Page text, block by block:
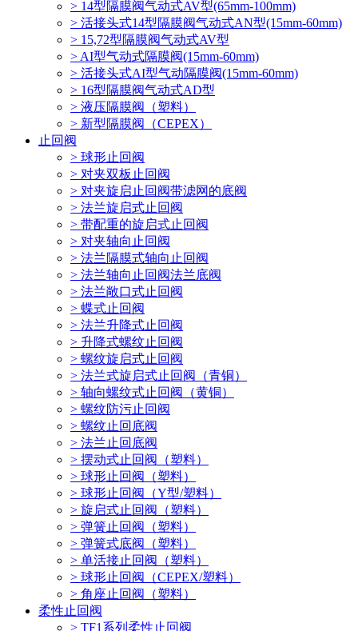
> 14型隔膜阀气动式AV型(65mm-100mm)
> 活接头式14型隔膜阀气动式AN型(15mm-60mm)
> 15,72型隔膜阀气动式AV型
> AI型气动式隔膜阀(15mm-60mm)
> 活接头式AI型气动隔膜阀(15mm-60mm)
> 16型隔膜阀气动式AD型
> 液压隔膜阀（塑料）
> 新型隔膜阀（CEPEX）
止回阀
> 球形止回阀
> 对夹双板止回阀
> 对夹旋启止回阀带滤网的底阀
> 法兰旋启式止回阀
> 带配重的旋启式止回阀
> 对夹轴向止回阀
> 法兰隔膜式轴向止回阀
> 法兰轴向止回阀法兰底阀
> 法兰敞口式止回阀
> 蝶式止回阀
> 法兰升降式止回阀
> 升降式螺纹止回阀
> 螺纹旋启式止回阀
> 法兰式旋启式止回阀（青铜）
> 轴向螺纹式止回阀（黄铜）
> 螺纹防污止回阀
> 螺纹止回底阀
> 法兰止回底阀
> 摆动式止回阀（塑料）
> 球形止回阀（塑料）
> 球形止回阀（Y型/塑料）
> 旋启式止回阀（塑料）
> 弹簧止回阀（塑料）
> 弹簧式底阀（塑料）
> 单活接止回阀（塑料）
> 球形止回阀（CEPEX/塑料）
> 角座止回阀（塑料）
柔性止回阀
> TF1系列柔性止回阀